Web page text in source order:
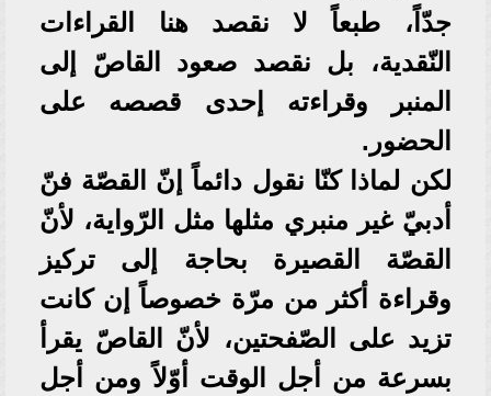
جدّاً، طبعاً لا نقصد هنا القراءات
النّقدية، بل نقصد صعود القاصّ إلى
المنبر وقراءته إحدى قصصه على
الحضور.
لكن لماذا كنّا نقول دائماً إنّ القصّة فنّ
أدبيّ غير منبري مثلها مثل الرّواية، لأنّ
القصّة القصيرة بحاجة إلى تركيز
وقراءة أكثر من مرّة خصوصاً إن كانت
تزيد على الصّفحتين، لأنّ القاصّ يقرأ
بسرعة من أجل الوقت أوّلاً ومن أجل